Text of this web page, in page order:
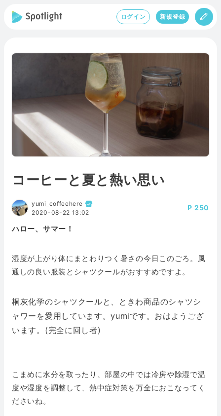
ログイン 新規登録
コーヒーと夏と熱い思い
yumi_coffeehere
2020-08-22 13:02
250
ハロー、サマー！
湿度が上がり体にまとわりつく暑さの今日このごろ。風
通しの良い服装とシャツクールがおすすめですよ。
桐灰化学のシャツクールと、ときわ商品のシャツシ
ャワーを愛用しています。yumiです。おはようござ
います。(完全に回し者)
こまめに水分を取ったり、部屋の中では冷房や除湿で温
度や湿度を調整して、熱中症対策を万全におこなってく
ださいね。